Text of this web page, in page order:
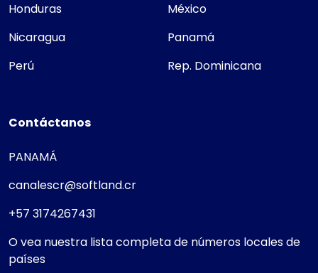
Honduras
México
Nicaragua
Panamá
Perú
Rep. Dominicana
Contáctanos
PANAMÁ
canalescr@softland.cr
+57 3174267431
O vea nuestra lista completa de números locales de
países